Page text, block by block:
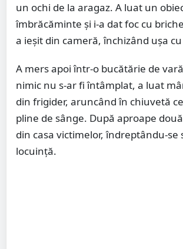
un ochi de la aragaz. A luat un
îmbrăcăminte și i-a dat foc cu
a ieșit din cameră, închizând ușa
A mers apoi într-o bucătărie de
nimic nu s-ar fi întâmplat, a luat
din frigider, aruncând în chiuvetă
pline de sânge. După aproape
din casa victimelor, îndreptându-se
locuință.